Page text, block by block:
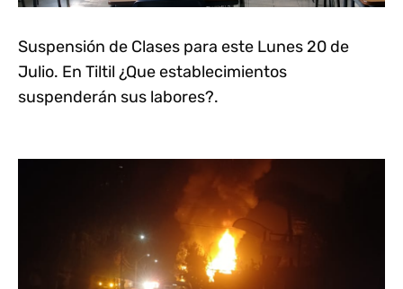
Suspensión de Clases para este Lunes 20 de
Julio. En Tiltil ¿Que establecimientos
suspenderán sus labores?.